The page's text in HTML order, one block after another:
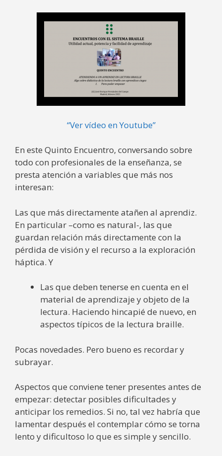
“Ver vídeo en Youtube”
En este Quinto Encuentro, conversando sobre
todo con profesionales de la enseñanza, se
presta atención a variables que más nos
interesan:
Las que más directamente atañen al aprendiz.
En particular –como es natural-, las que
guardan relación más directamente con la
pérdida de visión y el recurso a la exploración
háptica. Y
Las que deben tenerse en cuenta en el
material de aprendizaje y objeto de la
lectura. Haciendo hincapié de nuevo, en
aspectos típicos de la lectura braille.
Pocas novedades. Pero bueno es recordar y
subrayar.
Aspectos que conviene tener presentes antes de
empezar: detectar posibles dificultades y
anticipar los remedios. Si no, tal vez habría que
lamentar después el contemplar cómo se torna
lento y dificultoso lo que es simple y sencillo.